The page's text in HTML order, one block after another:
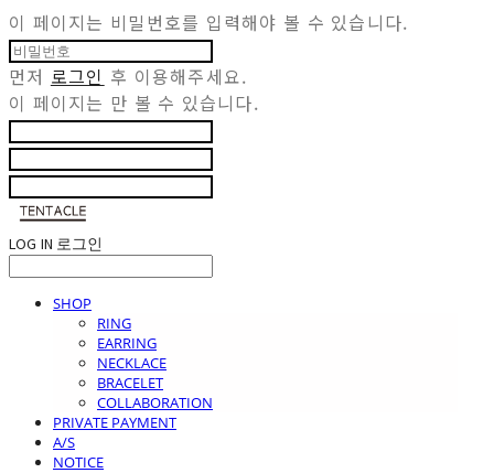
이 페이지는 비밀번호를 입력해야 볼 수 있습니다.
먼저 로그인 후 이용해주세요.
이 페이지는 만 볼 수 있습니다.
LOG IN 로그인
SHOP
RING
EARRING
NECKLACE
BRACELET
COLLABORATION
PRIVATE PAYMENT
A/S
NOTICE